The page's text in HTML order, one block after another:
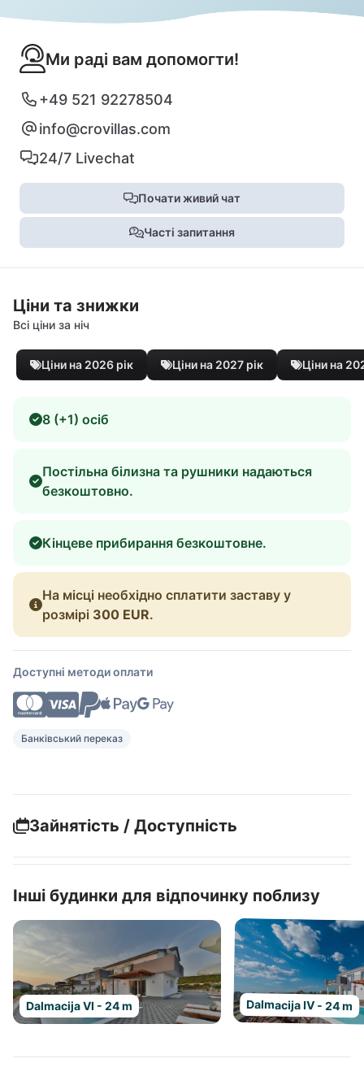
Ми раді вам допомогти!
+49 521 92278504
info@crovillas.com
24/7 Livechat
Почати живий чат
Часті запитання
Ціни та знижки
Всі ціни за ніч
Ціни на 2026 рік Ціни на 2027 рік Ціни на
8 (+1) осіб
Постільна білизна та рушники надаються
безкоштовно.
Кінцеве прибирання безкоштовне.
На місці необхідно сплатити заставу у
розмірі 300 EUR.
Доступні методи оплати
Банківський переказ
Зайнятість / Доступність
Інші будинки для відпочинку поблизу
Dalmacija VI - 24 m Dalmacija IV - 24 m